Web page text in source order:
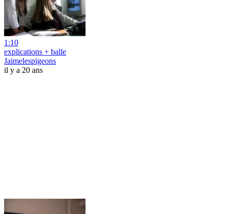
1:10
explications + balle
Jaimelespigeons
il y a 20 ans